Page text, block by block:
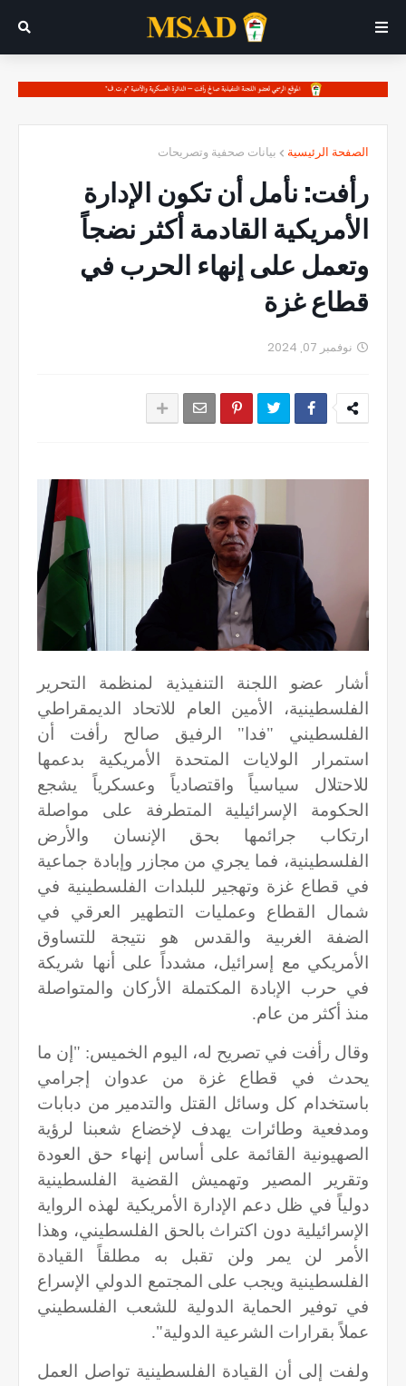
الصفحة الرئيسية بيانات صحفية وتصريحات
رأفت: نأمل أن تكون الإدارة
الأمريكية القادمة أكثر نضجاً
وتعمل على إنهاء الحرب في
قطاع غزة
نوفمبر 07, 2024
أشار عضو اللجنة التنفيذية لمنظمة التحرير
الفلسطينية، الأمين العام للاتحاد الديمقراطي
الفلسطيني "فدا" الرفيق صالح رأفت أن
استمرار الولايات المتحدة الأمريكية بدعمها
للاحتلال سياسياً واقتصادياً وعسكرياً يشجع
الحكومة الإسرائيلية المتطرفة على مواصلة
ارتكاب جرائمها بحق الإنسان والأرض
الفلسطينية، فما يجري من مجازر وإبادة جماعية
في قطاع غزة وتهجير للبلدات الفلسطينية في
شمال القطاع وعمليات التطهير العرقي في
الضفة الغربية والقدس هو نتيجة للتساوق
الأمريكي مع إسرائيل، مشدداً على أنها شريكة
في حرب الإبادة المكتملة الأركان والمتواصلة
منذ أكثر من عام.
وقال رأفت في تصريح له، اليوم الخميس: "إن ما
يحدث في قطاع غزة من عدوان إجرامي
باستخدام كل وسائل القتل والتدمير من دبابات
ومدفعية وطائرات يهدف لإخضاع شعبنا لرؤية
الصهيونية القائمة على أساس إنهاء حق العودة
وتقرير المصير وتهميش القضية الفلسطينية
دولياً في ظل دعم الإدارة الأمريكية لهذه الرواية
الإسرائيلية دون اكتراث بالحق الفلسطيني، وهذا
الأمر لن يمر ولن تقبل به مطلقاً القيادة
الفلسطينية ويجب على المجتمع الدولي الإسراع
في توفير الحماية الدولية للشعب الفلسطيني
عملاً بقرارات الشرعية الدولية".
ولفت إلى أن القيادة الفلسطينية تواصل العمل